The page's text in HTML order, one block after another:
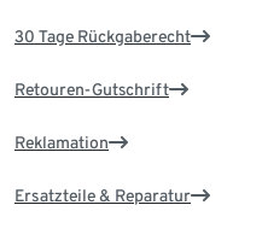
30 Tage Rückgaberecht
Retouren-Gutschrift
Reklamation
Ersatzteile & Reparatur